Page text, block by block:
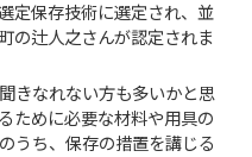
定保存技術に選定され、並
の辻人之さんが認定されま
きなれない方も多いかと思
ために必要な材料や用具の
うち、保存の措置を講じる